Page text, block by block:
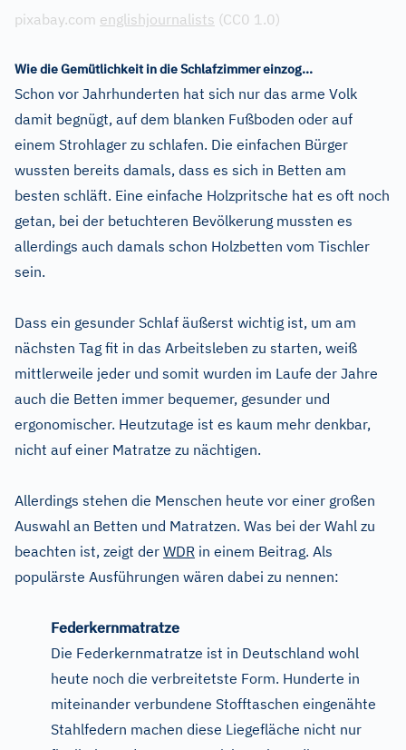
pixabay.com englishjournalists (CC0 1.0)
Wie die Gemütlichkeit in die Schlafzimmer einzog...
Schon vor Jahrhunderten hat sich nur das arme Volk
damit begnügt, auf dem blanken Fußboden oder auf
einem Strohlager zu schlafen. Die einfachen Bürger
wussten bereits damals, dass es sich in Betten am
besten schläft. Eine einfache Holzpritsche hat es oft noch
getan, bei der betuchteren Bevölkerung mussten es
allerdings auch damals schon Holzbetten vom Tischler
sein.
Dass ein gesunder Schlaf äußerst wichtig ist, um am
nächsten Tag fit in das Arbeitsleben zu starten, weiß
mittlerweile jeder und somit wurden im Laufe der Jahre
auch die Betten immer bequemer, gesunder und
ergonomischer. Heutzutage ist es kaum mehr denkbar,
nicht auf einer Matratze zu nächtigen.
Allerdings stehen die Menschen heute vor einer großen
Auswahl an Betten und Matratzen. Was bei der Wahl zu
beachten ist, zeigt der WDR in einem Beitrag. Als
populärste Ausführungen wären dabei zu nennen:
Federkernmatratze
Die Federkernmatratze ist in Deutschland wohl
heute noch die verbreitetste Form. Hunderte in
miteinander verbundene Stofftaschen eingenähte
Stahlfedern machen diese Liegefläche nicht nur